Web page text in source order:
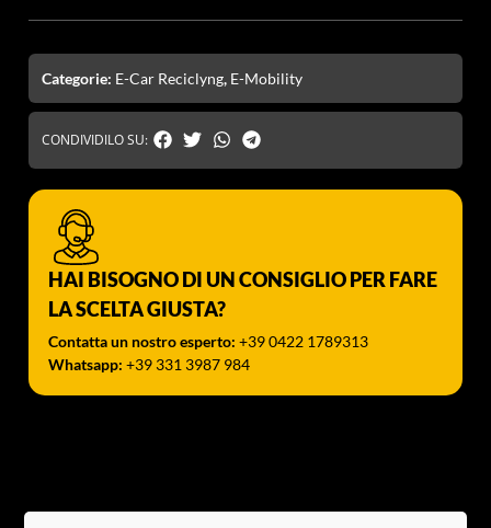
Categorie: E-Car Reciclyng, E-Mobility
CONDIVIDILO SU:
HAI BISOGNO DI UN CONSIGLIO PER FARE
LA SCELTA GIUSTA?
Contatta un nostro esperto: +39 0422 1789313
Whatsapp: +39 331 3987 984